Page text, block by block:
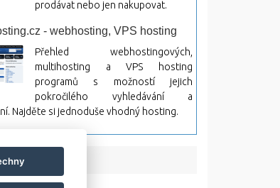
prodávat nebo jen nakupovat.
- webhosting, VPS hosting
Přehled webhostingových,
multihosting a VPS hosting
programů s možností jejich
pokročilého vyhledávání a
Najděte si jednoduše vhodný hosting.